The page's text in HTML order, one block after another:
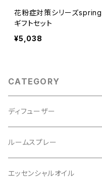
花粉症対策シリーズspring
ギフトセット
¥5,038
CATEGORY
ディフューザー
レフィル
リフィル
ルームスプレー
エッセンシャルオイル